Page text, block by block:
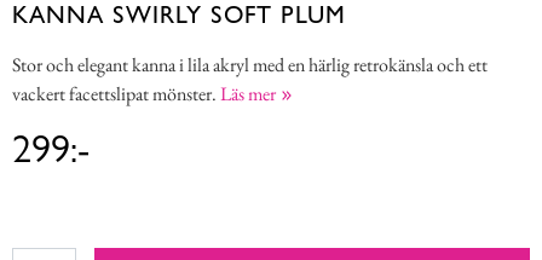
KANNA SWIRLY SOFT PLUM
Stor och elegant kanna i lila akryl med en härlig retrokänsla och ett
vackert facettslipat mönster.Läs mer
299:-